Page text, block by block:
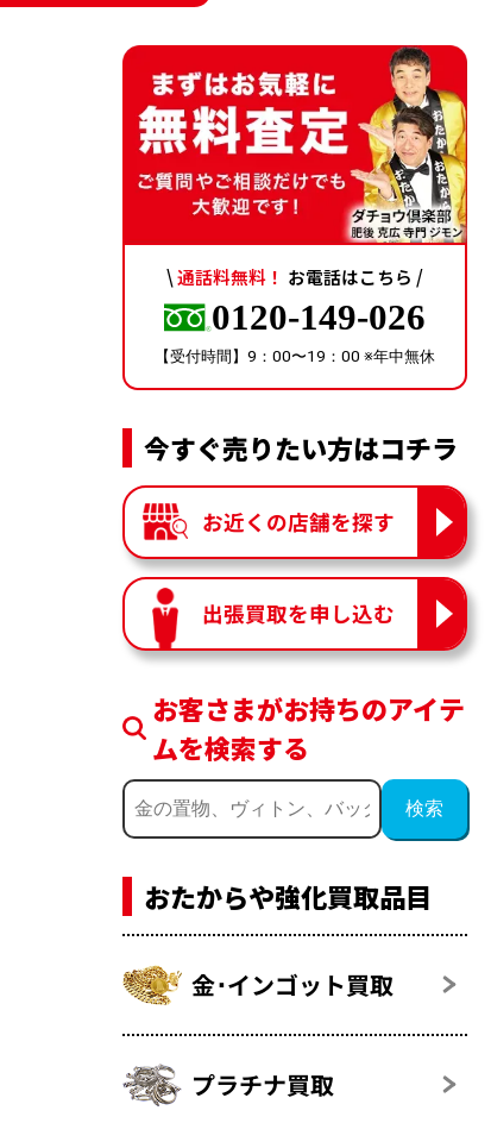
\通話料無料！ お電話はこちら /
0120-149-026
【受付時間】9：00〜19：00 ※年中無休
今すぐ売りたい方はコチラ
お近くの店舗を探す
出張買取を申し込む
お客さまがお持ちのアイテ
ムを検索する
おたからや強化買取品目
金･インゴット買取
プラチナ買取